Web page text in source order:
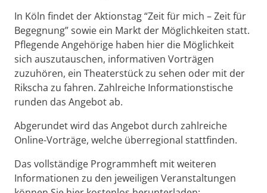
In Köln findet der Aktionstag “Zeit für mich – Zeit für
Begegnung” sowie ein Markt der Möglichkeiten statt.
Pflegende Angehörige haben hier die Möglichkeit
sich auszutauschen, informativen Vorträgen
zuzuhören, ein Theaterstück zu sehen oder mit der
Rikscha zu fahren. Zahlreiche Informationstische
runden das Angebot ab.
Abgerundet wird das Angebot durch zahlreiche
Online-Vorträge, welche überregional stattfinden.
Das vollständige Programmheft mit weiteren
Informationen zu den jeweiligen Veranstaltungen